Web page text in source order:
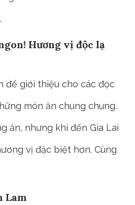
Hương vị độc lạ
để giới thiệu cho các đọc
món ăn chung chung.
ăn, nhưng khi đến Gia Lai
vị đặc biệt hơn. Cùng
Lam